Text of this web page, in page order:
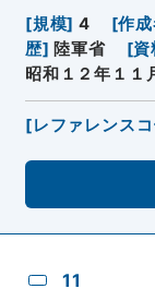
[規模] 4 [作
歴] 陸軍省 [資
昭和１２年１１
[レファレンス
11